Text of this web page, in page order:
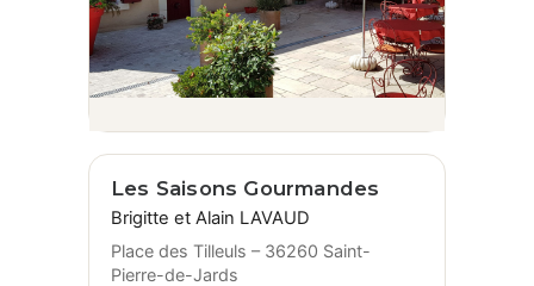
Les Saisons Gourmandes
Brigitte et Alain LAVAUD
Place des Tilleuls – 36260 Saint-
Pierre-de-Jards